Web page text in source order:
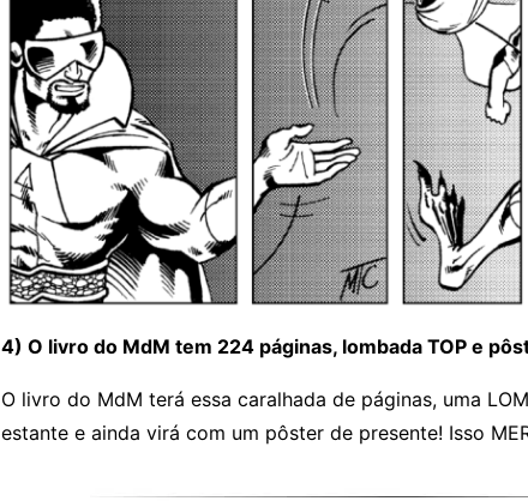
4) O livro do MdM tem 224 páginas, lombada TOP e
O livro do MdM terá essa caralhada de páginas, uma
estante e ainda virá com um pôster de presente! Isso